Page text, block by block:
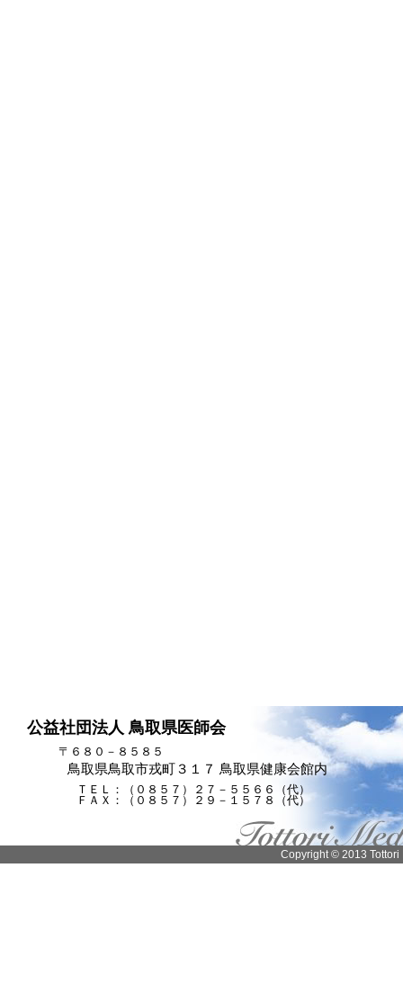
公益社団法人 鳥取県医師会
〒６８０－８５８５
鳥取県鳥取市戎町３１７ 鳥取県健康会館内
ＴＥＬ：（０８５７）２７－５５６６（代）
ＦＡＸ：（０８５７）２９－１５７８（代）
Copyright © 2013 Tottori